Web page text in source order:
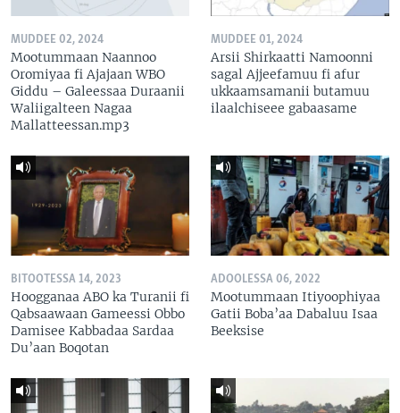
MUDDEE 02, 2024
Mootummaan Naannoo
Oromiyaa fi Ajajaan WBO
Giddu – Galeessaa Duraanii
Waliigalteen Nagaa
Mallatteessan.mp3
MUDDEE 01, 2024
Arsii Shirkaatti Namoonni
sagal Ajjeefamuu fi afur
ukkaamsamanii butamuu
ilaalchiseee gabaasame
BITOOTESSA 14, 2023
Hoogganaa ABO ka Turanii fi
Qabsaawaan Gameessi Obbo
Damisee Kabbadaa Sardaa
Du’aan Boqotan
ADOOLESSA 06, 2022
Mootummaan Itiyoophiyaa
Gatii Boba’aa Dabaluu Isaa
Beeksise